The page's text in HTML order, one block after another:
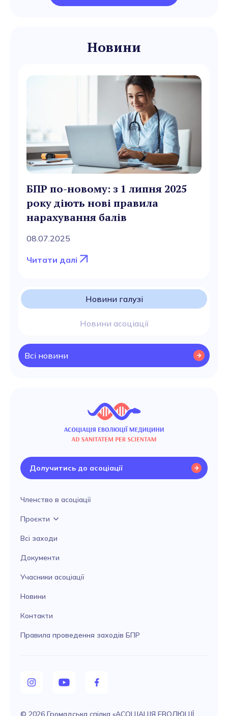
Новини
БПР по-новому: з 1 липня 2025
року діють нові правила
нарахування балів
Читати далі
08.07.2025
Новини галузі
Новини асоціації
Всі новини
Долучитись до асоціації
Членство в асоціації
Проєкти
Всі заходи
Документи
Учасники асоціації
Новини
Контакти
Правила проведення заходів БПР
© 2026 Громадська спілка «АСОЦІАЦІЯ ЕВОЛЮЦІЇ